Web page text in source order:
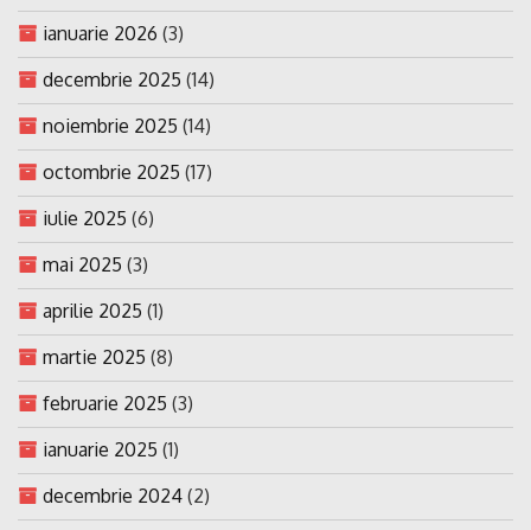
ianuarie 2026 (3)
decembrie 2025 (14)
noiembrie 2025 (14)
octombrie 2025 (17)
iulie 2025 (6)
mai 2025 (3)
aprilie 2025 (1)
martie 2025 (8)
februarie 2025 (3)
ianuarie 2025 (1)
decembrie 2024 (2)